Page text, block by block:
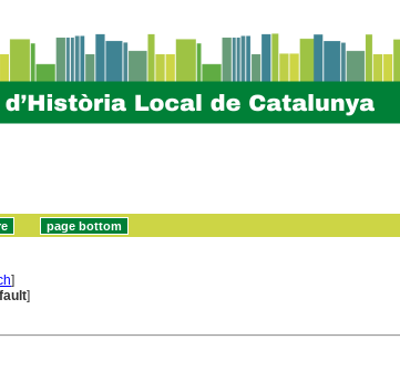
]
]